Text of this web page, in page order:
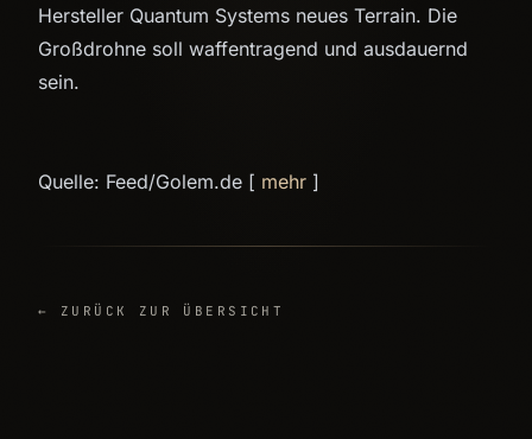
Hersteller Quantum Systems neues Terrain. Die
Großdrohne soll waffentragend und ausdauernd
sein.
Quelle: Feed/Golem.de [ mehr ]
← ZURÜCK ZUR ÜBERSICHT